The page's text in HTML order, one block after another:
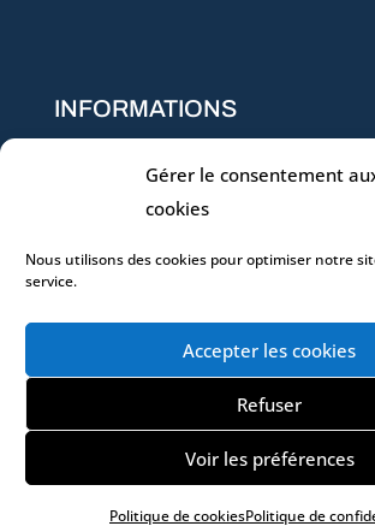
Gérer le consentement
cookies
Nous utilisons des cookies pour optimiser notre
service.
Accepter les cookies
Refuser
Voir les préférences
Politique de cookiesPolitique de
INFORMATIONS
Conditions générales de vente
Règlement intérieur
QUALIOPI)
© 2026 DWD Conseil